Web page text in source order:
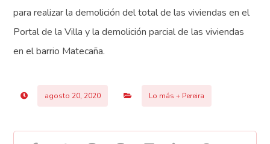
para realizar la demolición del total de las viviendas en el
Portal de la Villa y la demolición parcial de las viviendas
en el barrio Matecaña.
agosto 20, 2020 Lo más + Pereira